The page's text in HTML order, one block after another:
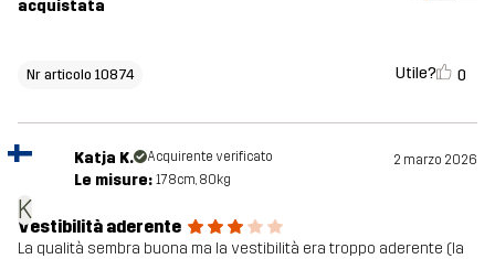
acquistata
Nr articolo 10874 Utile? 0
K
Katja K. Acquirente verificato 2 marzo 2026
Le misure: 178cm, 80kg
Vestibilità aderente
La qualità sembra buona ma la vestibilità era troppo aderente (la